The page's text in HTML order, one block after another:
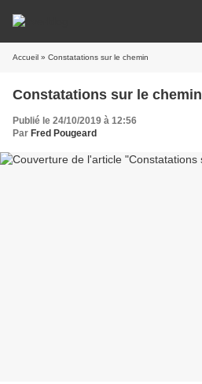
Accueil » Constatations sur le chemin
Constatations sur le chemin
Publié le 24/10/2019 à 12:56
Par Fred Pougeard